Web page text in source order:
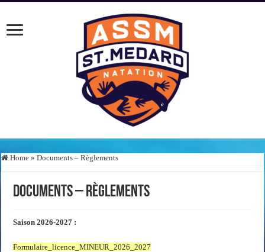
Home » Documents – Règlements
Documents – Règlements
Saison 2026-2027 :
Formulaire_licence_MINEUR_2026_2027